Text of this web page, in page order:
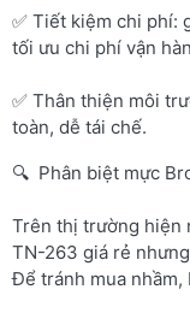
✅ Tiết kiệm chi phí:
tối ưu chi phí vận
✅ Thân thiện môi
toàn, dễ tái chế.
🔍 Phân biệt mực
Trên thị trường hiện
TN-263 giá rẻ
Để tránh mua nhầm,